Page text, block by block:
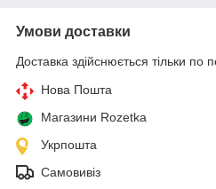
Умови доставки
Доставка здійснюється тільки по
Нова Пошта
Магазини Rozetka
Укрпошта
Самовивіз